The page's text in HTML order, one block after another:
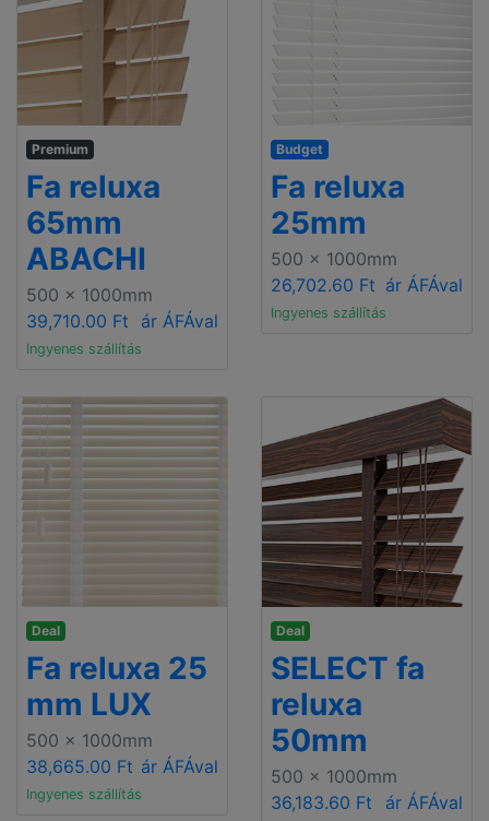
Premium
Fa reluxa
65mm
ABACHI
500 x 1000mm
39,710.00 Ft
ár ÁFÁval
Ingyenes szállítás
Budget
Fa reluxa
25mm
500 x 1000mm
26,702.60 Ft ár ÁFÁval
Ingyenes szállítás
Deal
Fa reluxa 25
mm LUX
500 x 1000mm
38,665.00 Ft ár ÁFÁval
Ingyenes szállítás
Deal
SELECT fa
reluxa
50mm
500 x 1000mm
36,183.60 Ft
ár ÁFÁval